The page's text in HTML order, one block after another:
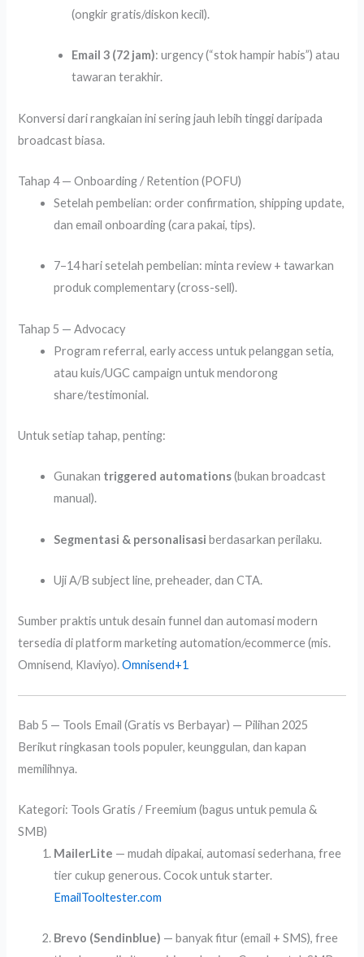
(ongkir gratis/diskon kecil).
Email 3 (72 jam): urgency (“stok hampir habis”) atau
tawaran terakhir.
Konversi dari rangkaian ini sering jauh lebih tinggi daripada
broadcast biasa.
Tahap 4 — Onboarding / Retention (POFU)
Setelah pembelian: order confirmation, shipping update,
dan email onboarding (cara pakai, tips).
7–14 hari setelah pembelian: minta review + tawarkan
produk complementary (cross-sell).
Tahap 5 — Advocacy
Program referral, early access untuk pelanggan setia,
atau kuis/UGC campaign untuk mendorong
share/testimonial.
Untuk setiap tahap, penting:
Gunakan triggered automations(bukan broadcast
manual).
Segmentasi & personalisasi berdasarkan perilaku.
Uji A/B subject line, preheader, dan CTA.
Sumber praktis untuk desain funnel dan automasi modern
tersedia di platform marketing automation/ecommerce (mis.
Omnisend, Klaviyo).Omnisend+1
Bab 5 — Tools Email (Gratis vs Berbayar) — Pilihan 2025
Berikut ringkasan tools populer, keunggulan, dan kapan
memilihnya.
Kategori: Tools Gratis / Freemium (bagus untuk pemula &
SMB)
MailerLite — mudah dipakai, automasi sederhana, free
tier cukup generous. Cocok untuk starter.
EmailTooltester.com
Brevo (Sendinblue) — banyak fitur (email + SMS), free